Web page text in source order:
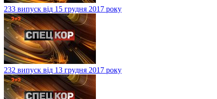
233 випуск від 15 грудня 2017 року
232 випуск від 13 грудня 2017 року